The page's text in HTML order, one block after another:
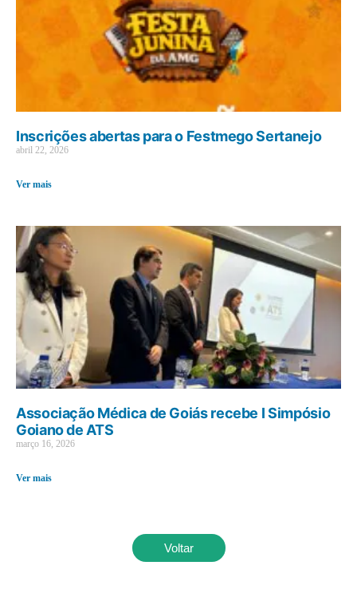
Inscrições abertas para o Festmego Sertanejo
abril 22, 2026
Ver mais
Associação Médica de Goiás recebe I Simpósio
Goiano de ATS
março 16, 2026
Ver mais
Voltar